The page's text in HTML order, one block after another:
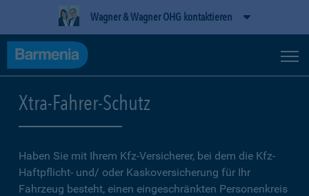
Wagner & Wagner OHG kontaktieren
Xtra-Fahrer-Schutz
Haben Sie mit Ihrem Kfz-Versicherer, bei dem die Kfz-
Haftpflicht- und/ oder Kaskoversicherung für Ihr
Fahrzeug besteht, einen eingeschränkten Personenkreis